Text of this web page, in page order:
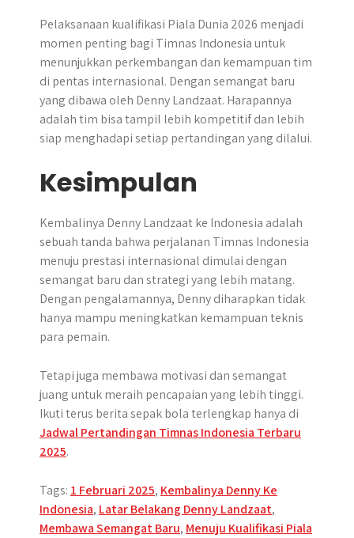
​Pelaksanaan kualifikasi Piala Dunia 2026 menjadi
momen penting bagi Timnas Indonesia untuk
menunjukkan perkembangan dan kemampuan tim
di pentas internasional. Dengan semangat baru
yang dibawa oleh Denny Landzaat. Harapannya
adalah tim bisa tampil lebih kompetitif dan lebih
siap menghadapi setiap pertandingan yang dilalui.
Kesimpulan
Kembalinya Denny Landzaat ke Indonesia adalah
sebuah tanda bahwa perjalanan Timnas Indonesia
menuju prestasi internasional dimulai dengan
semangat baru dan strategi yang lebih matang.​
Dengan pengalamannya, Denny diharapkan tidak
hanya mampu meningkatkan kemampuan teknis
para pemain.
Tetapi juga membawa motivasi dan semangat
juang untuk meraih pencapaian yang lebih tinggi.
Ikuti terus berita sepak bola terlengkap hanya di
Jadwal Pertandingan Timnas Indonesia Terbaru
2025.
Tags: 1 Februari 2025, Kembalinya Denny Ke
Indonesia, Latar Belakang Denny Landzaat,
Membawa Semangat Baru, Menuju Kualifikasi Piala